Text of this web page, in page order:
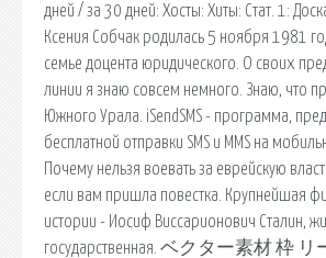
дней / за 30 дней: Хосты: Хиты: Стат. 1:
Ксения Собчак родилась 5 ноября 1981
семье доцента юридического. О своих
линии я знаю совсем немного. Знаю, что
Южного Урала. iSendSMS - программа,
бесплатной отправки SMS и MMS на
Почему нельзя воевать за еврейскую
если вам пришла повестка. Крупнейшая
истории - Иосиф Виссарионович Сталин,
государственная. ベクター素材 枠